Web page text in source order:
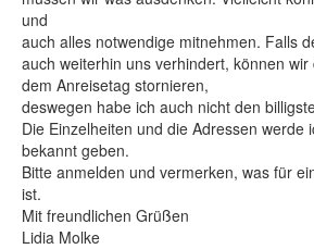
und
auch alles notwendige mitnehmen. Falls
auch weiterhin uns verhindert, können
dem Anreisetag stornieren,
deswegen habe ich auch nicht den
Die Einzelheiten und die Adressen werde
bekannt geben.
Bitte anmelden und vermerken, was für
ist.
Mit freundlichen Grüßen
Lidia Molke